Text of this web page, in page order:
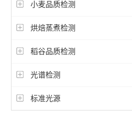
小麦品质检测
烘焙蒸煮检测
稻谷品质检测
光谱检测
标准光源